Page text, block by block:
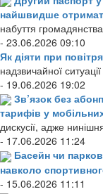
найшвидше
набуття
- 23.06.2026 09:10
Як діяти при
надзвичайної
- 19.06.2026 19:02
Зв’язок без
тарифів у
дискусії, адже
- 17.06.2026 11:24
Басейн чи
навколо
- 15.06.2026 11:11